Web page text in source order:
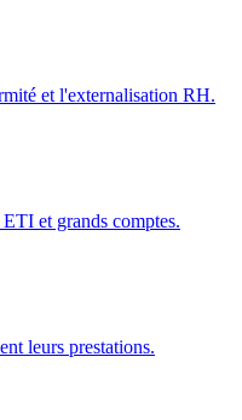
et l'externalisation RH.
et grands comptes.
leurs prestations.